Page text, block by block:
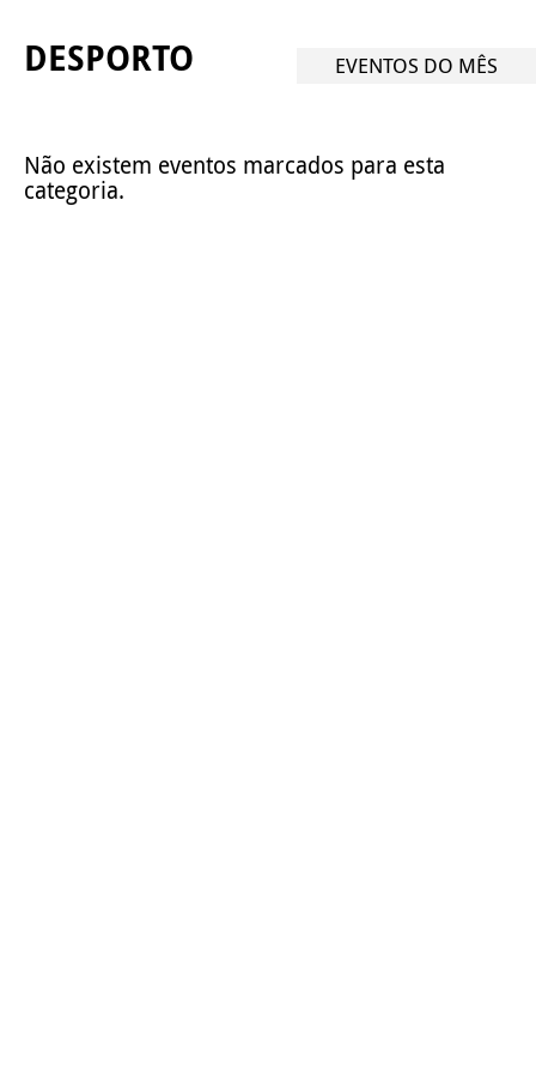
DESPORTO EVENTOS DO MÊS
Não existem eventos marcados para esta
categoria.